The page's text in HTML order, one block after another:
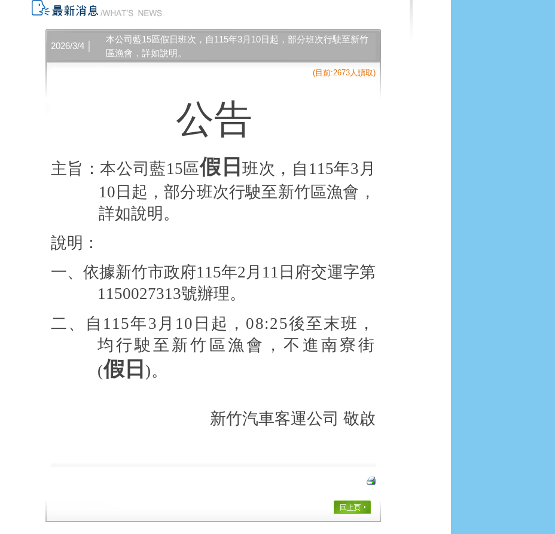
2026/3/4 │
本公司藍15區假日班次，自115年3月10日起，部分班次行駛至新竹
區漁會，詳如說明。
(目前:2673人讀取)
公告
主旨：本公司藍15區假日班次，自 115年3 月
10 日起，部分班次行駛至新竹區漁會，
詳如說明。
說明：
一、依據新竹市政府115年2 月 11 日府交運字第
1150027313號辦理。
二、自 115年3 月 10 日起， 08:25後至末班，
均行駛至新竹區漁會，不進南寮街
(假日 )。
新竹汽車客運公司 敬啟